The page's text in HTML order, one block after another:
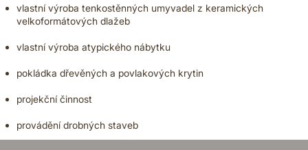
vlastní výroba tenkostěnných umyvadel z keramických
velkoformátových dlažeb
vlastní výroba atypického nábytku
pokládka dřevěných a povlakových krytin
projekční činnost
provádění drobných staveb